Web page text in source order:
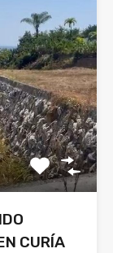
CURÍA